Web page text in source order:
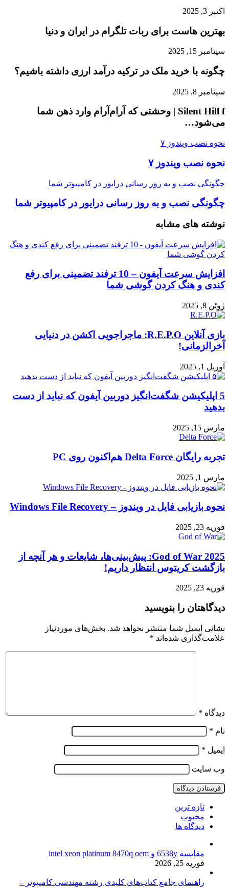
اکتبر 3, 2025
بهترین هاست برای ربات تلگرام در ایران و دنیا
سپتامبر 15, 2025
چگونه با خرید ملک در ترکیه درآمد ارزی داشته باشیم؟
سپتامبر 8, 2025
Silent Hill f | وحشتی که آرام‌آرام وارد ذهن شما
می‌شود…
نحوه نصب ویندوز ۷
نحوه نصب ویندوز ۷
چگونگی نصب و به روز رسانی درایور در کامپیوتر شما
چگونگی نصب و به روز رسانی درایور در کامپیوتر شما
نوشته های مشابه
افزایش سرعت آیفون – 10 ترفند تضمینی برای رفع
کندی و هنگ کردن گوشی شما
ژوئن 8, 2025
بازی آنلاین R.E.P.O: ماجراجویی اکشن در دنیایی
آخرالزمانی!
آوریل 1, 2025
5 اپلیکیشن شگفت‌انگیز دوربین آیفون که نباید از دست
بدهید
مارس 15, 2025
تجربه رایگان Delta Force هم‌اکنون روی PC
مارس 1, 2025
نحوه بازیابی فایل در ویندوز – Windows File Recovery
فوریه 23, 2025
God of War 2025: پیش‌بینی‌ها، شایعات و هر آنچه از
بازگشت کریتوس انتظار داریم!
فوریه 23, 2025
دیدگاهتان را بنویسید
نشانی ایمیل شما منتشر نخواهد شد. بخش‌های موردنیاز
علامت‌گذاری شده‌اند *
دیدگاه *
نام *
ایمیل *
وب‌ سایت
تازه ترین
محبوب
دیدگاه ها
مقایسه 6538y و intel xeon platinum 8470q oem
فوریه 25, 2026
راهنمای جامع کتاب‌های کلیدی رشته مهندسی کامپیوتر –